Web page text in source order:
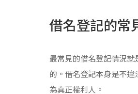
借名登記的常
最常見的借名登記情況
的。借名登記本身是不
為真正權利人。